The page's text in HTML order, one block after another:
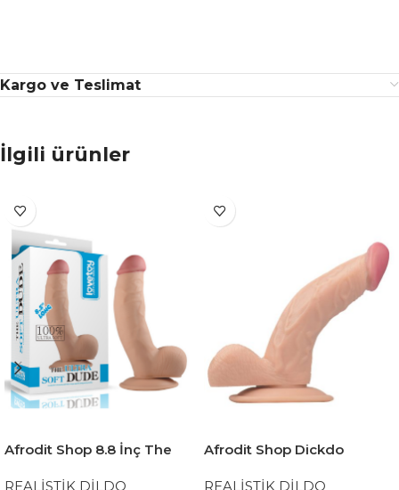
Kargo ve Teslimat
İlgili ürünler
Afrodit Shop 8.8 İnç The
REALİSTİK DİLDO
Afrodit Shop Dickdo
REALİSTİK DİLDO